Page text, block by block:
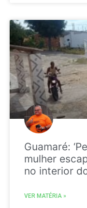
Guamaré:
mulher
no interior
VER MATÉRIA »